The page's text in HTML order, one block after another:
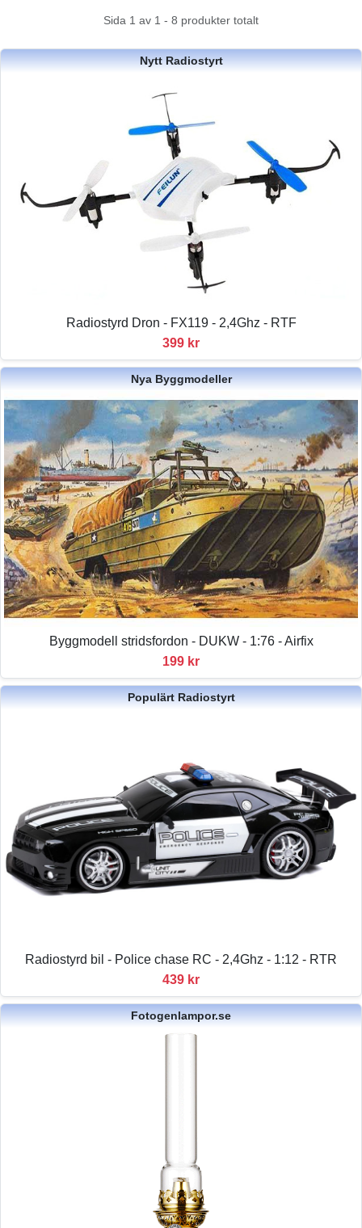
Sida 1 av 1 - 8 produkter totalt
Nytt Radiostyrt
Radiostyrd Dron - FX119 - 2,4Ghz - RTF
399 kr
Nya Byggmodeller
Byggmodell stridsfordon - DUKW - 1:76 - Airfix
199 kr
Populärt Radiostyrt
Radiostyrd bil - Police chase RC - 2,4Ghz - 1:12 - RTR
439 kr
Fotogenlampor.se